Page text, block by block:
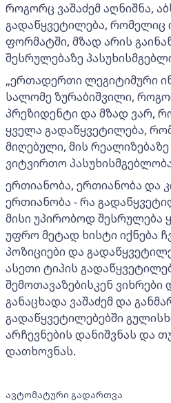
როგორც ვაშაძემ აღნიშნა,
გადაწყვეტილება, რომელიც
ფორმატში, მზად არის
შესრულებაზე
„ერთადერთი ლეგიტიმური
სალომე ზურაბიშვილი,
პრეზიდენტი და მზად ვარ,
ყველა გადაწყვეტილება,
მიღებული, მის
ვიტვირთო
ერთიანობა, ერთიანობა და
ერთიანობა - რა
მისი უპირობოდ შესრულება
უფრო მეტად ხისტი იქნება
პოზიციები და
ასეთი ტიპის
შემოთავაზებისკენ ვიხრები
განაცხადა ვაშაძემ და
გადაწყვეტილებებში
არჩევნების დანიშვნას და
დათხოვნას.
ავტომატური გადართვა